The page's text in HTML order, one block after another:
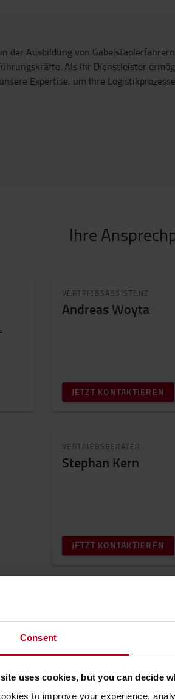
Consent
uses cookies, but you can decide
to improve your experience,
Ihre
VERTRIEBSASSISTENZ
Andreas Woyta
JETZT KONTAKTIEREN
VERTRIEBSBERATER
Stephan Kern
JETZT KONTAKTIEREN